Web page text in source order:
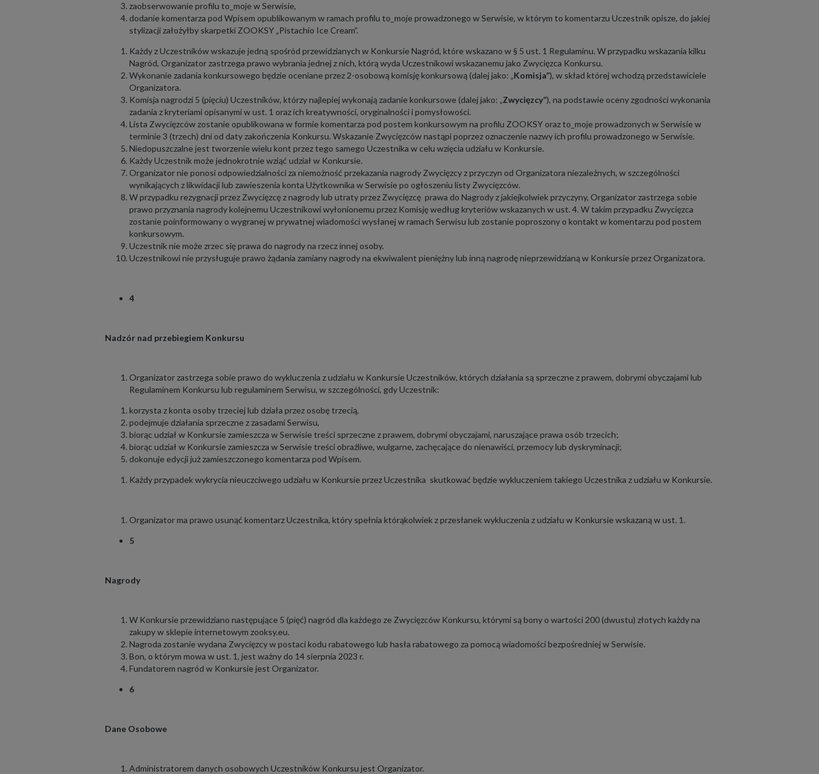
zaobserwowanie profilu to_moje w Serwisie,
dodanie komentarza pod Wpisem opublikowanym w ramach profilu to_moje prowadzonego w Serwisie, w którym to komentarzu Uczestnik opisze, do jakiej
stylizacji założyłby skarpetki ZOOKSY „Pistachio Ice Cream”.
Każdy z Uczestników wskazuje jedną spośród przewidzianych w Konkursie Nagród, które wskazano w § 5 ust. 1 Regulaminu. W przypadku wskazania kilku
Nagród, Organizator zastrzega prawo wybrania jednej z nich, którą wyda Uczestnikowi wskazanemu jako Zwycięzca Konkursu.
Wykonanie zadania konkursowego będzie oceniane przez 2-osobową komisję konkursową (dalej jako: „Komisja”), w skład której wchodzą przedstawiciele
Organizatora.
Komisja nagrodzi 5 (pięciu) Uczestników, którzy najlepiej wykonają zadanie konkursowe (dalej jako: „Zwycięzcy”), na podstawie oceny zgodności wykonania
zadania z kryteriami opisanymi w ust. 1 oraz ich kreatywności, oryginalności i pomysłowości.
Lista Zwycięzców zostanie opublikowana w formie komentarza pod postem konkursowym na profilu ZOOKSY oraz to_moje prowadzonych w Serwisie w
terminie 3 (trzech) dni od daty zakończenia Konkursu. Wskazanie Zwycięzców nastąpi poprzez oznaczenie nazwy ich profilu prowadzonego w Serwisie.
Niedopuszczalne jest tworzenie wielu kont przez tego samego Uczestnika w celu wzięcia udziału w Konkursie.
Każdy Uczestnik może jednokrotnie wziąć udział w Konkursie.
Organizator nie ponosi odpowiedzialności za niemożność przekazania nagrody Zwycięzcy z przyczyn od Organizatora niezależnych, w szczególności
wynikających z likwidacji lub zawieszenia konta Użytkownika w Serwisie po ogłoszeniu listy Zwycięzców.
W przypadku rezygnacji przez Zwycięzcę z nagrody lub utraty przez Zwycięzcę prawa do Nagrody z jakiejkolwiek przyczyny, Organizator zastrzega sobie
prawo przyznania nagrody kolejnemu Uczestnikowi wyłonionemu przez Komisję według kryteriów wskazanych w ust. 4. W takim przypadku Zwycięzca
zostanie poinformowany o wygranej w prywatnej wiadomości wysłanej w ramach Serwisu lub zostanie poproszony o kontakt w komentarzu pod postem
konkursowym.
Uczestnik nie może zrzec się prawa do nagrody na rzecz innej osoby.
Uczestnikowi nie przysługuje prawo żądania zamiany nagrody na ekwiwalent pieniężny lub inną nagrodę nieprzewidzianą w Konkursie przez Organizatora.
4
Nadzór nad przebiegiem Konkursu
Organizator zastrzega sobie prawo do wykluczenia z udziału w Konkursie Uczestników, których działania są sprzeczne z prawem, dobrymi obyczajami lub
Regulaminem Konkursu lub regulaminem Serwisu, w szczególności, gdy Uczestnik:
korzysta z konta osoby trzeciej lub działa przez osobę trzecią,
podejmuje działania sprzeczne z zasadami Serwisu,
biorąc udział w Konkursie zamieszcza w Serwisie treści sprzeczne z prawem, dobrymi obyczajami, naruszające prawa osób trzecich;
biorąc udział w Konkursie zamieszcza w Serwisie treści obraźliwe, wulgarne, zachęcające do nienawiści, przemocy lub dyskryminacji;
dokonuje edycji już zamieszczonego komentarza pod Wpisem.
Każdy przypadek wykrycia nieuczciwego udziału w Konkursie przez Uczestnika skutkować będzie wykluczeniem takiego Uczestnika z udziału w Konkursie.
Organizator ma prawo usunąć komentarz Uczestnika, który spełnia którąkolwiek z przesłanek wykluczenia z udziału w Konkursie wskazaną w ust. 1.
5
Nagrody
W Konkursie przewidziano następujące 5 (pięć) nagród dla każdego ze Zwycięzców Konkursu, którymi są bony o wartości 200 (dwustu) złotych każdy na
zakupy w sklepie internetowym zooksy.eu.
Nagroda zostanie wydana Zwycięzcy w postaci kodu rabatowego lub hasła rabatowego za pomocą wiadomości bezpośredniej w Serwisie.
Bon, o którym mowa w ust. 1, jest ważny do 14 sierpnia 2023 r.
Fundatorem nagród w Konkursie jest Organizator.
6
Dane Osobowe
Administratorem danych osobowych Uczestników Konkursu jest Organizator.